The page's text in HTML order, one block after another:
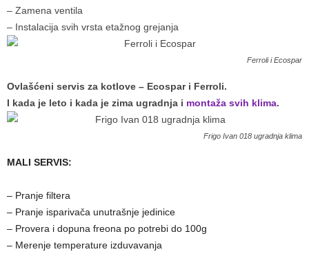
– Zamena ventila
– Instalacija svih vrsta etažnog grejanja
Ferroli i Ecospar
Ovlašćeni servis za kotlove – Ecospar i Ferroli.
I kada je leto i kada je zima ugradnja i montaža svih klima.
Frigo Ivan 018 ugradnja klima
MALI SERVIS:
– Pranje filtera
– Pranje isparivača unutrašnje jedinice
– Provera i dopuna freona po potrebi do 100g
– Merenje temperature izduvavanja